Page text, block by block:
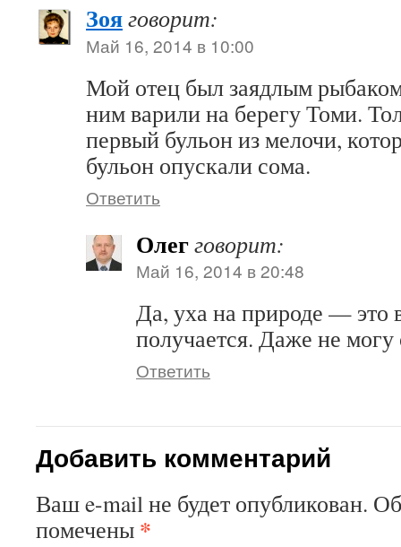
Зояговорит:
Май 16, 2014 в 10:00
Мой отец был заядлым
ним варили на берегу Томи.
первый бульон из мелочи,
бульон опускали сома.
Ответить
Олегговорит:
Май 16, 2014 в 20:48
Да, уха на природе — это
получается. Даже не могу
Ответить
Добавить комментарий
Ваш e-mail не будет опубликован.
помечены *